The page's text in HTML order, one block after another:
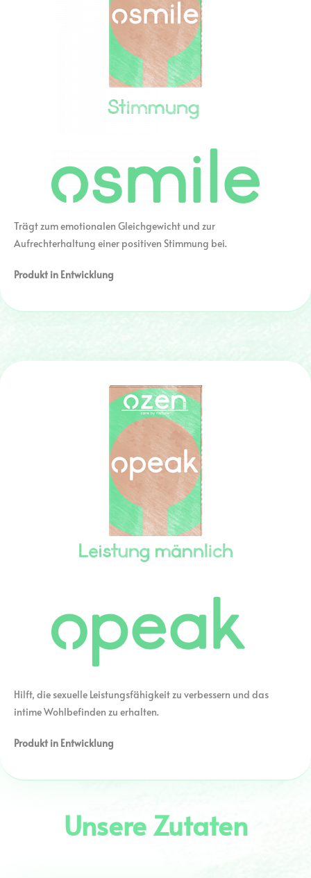
Trägt zum emotionalen Gleichgewicht und zur
Aufrechterhaltung einer positiven Stimmung bei.
Produkt in Entwicklung
Hilft, die sexuelle Leistungsfähigkeit zu verbessern und das
intime Wohlbefinden zu erhalten.
Produkt in Entwicklung
Unsere Zutaten